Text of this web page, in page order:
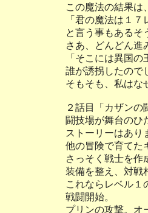
この魔法の結果は
「君の魔法は１
と言う事もあるそ
さあ、どんどん進
「そこには異国
誰が誘拐したので
そもそも、私はな
２話目「カザンの
闘技場が舞台のひ
ストーリーはあり
他の冒険で育てた
さっそく戦士を作
装備を整え、対戦
これならレベル１
戦闘開始。
プリンの攻撃。オ